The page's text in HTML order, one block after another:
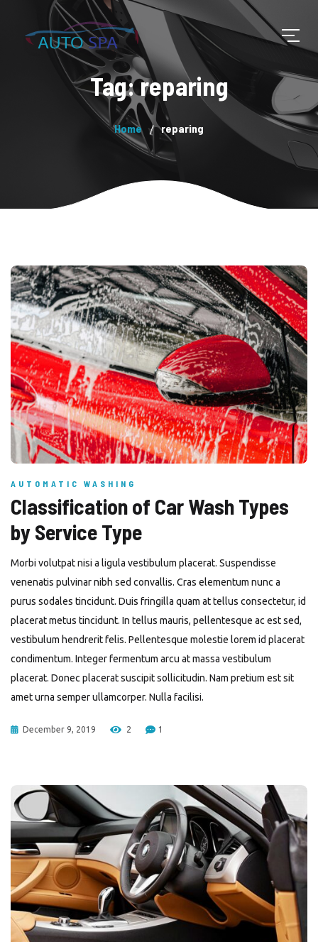
Tag: reparing
Home reparing
AUTOMATIC WASHING
Classification of Car Wash Types
by Service Type
Morbi volutpat nisi a ligula vestibulum placerat. Suspendisse
venenatis pulvinar nibh sed convallis. Cras elementum nunc a
purus sodales tincidunt. Duis fringilla quam at tellus consectetur, id
placerat metus tincidunt. In tellus mauris, pellentesque ac est sed,
vestibulum hendrerit felis. Pellentesque molestie lorem id placerat
condimentum. Integer fermentum arcu at massa vestibulum
placerat. Donec placerat suscipit sollicitudin. Nam pretium est sit
amet urna semper ullamcorper. Nulla facilisi.
December 9, 2019 2 1